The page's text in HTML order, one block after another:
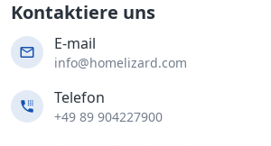
Kontaktiere uns
E-mail
info@homelizard.com
Telefon
+49 89 904227900